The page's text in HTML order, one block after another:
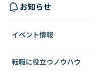
お知らせ
イベント情報
転職に役立つノウハウ